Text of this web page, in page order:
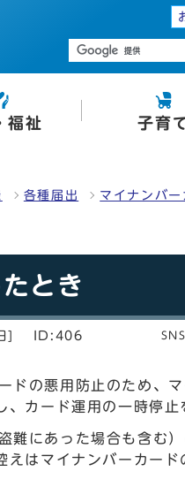
福祉 子育
各種届出 マイナンバー
とき
] ID:406
ドの悪用防止のため、
カード運用の一時停止
難にあった場合も含む
はマイナンバーカー